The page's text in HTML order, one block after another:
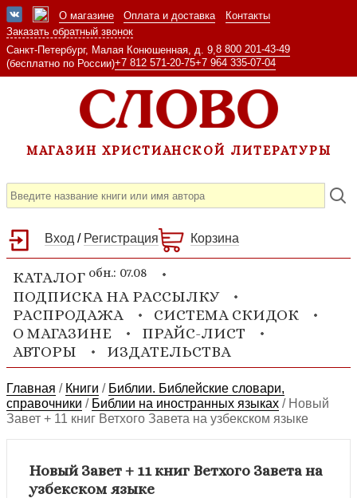
О магазине Оплата и доставка
Контакты
Заказать обратный звонок
Санкт-Петербург, Малая Конюшенная, д. 9, 8 800 201-43-49
(бесплатно по России)+7 812 571-20-75+7 964 335-07-04
МАГАЗИН ХРИСТИАНСКОЙ ЛИТЕРАТУРЫ
Вход / Регистрация Корзина
КАТАЛОГ обн.: 07.08
ПОДПИСКА НА РАССЫЛКУ
РАСПРОДАЖА
СИСТЕМА СКИДОК
О МАГАЗИНЕ
ПРАЙС-ЛИСТ
АВТОРЫ
ИЗДАТЕЛЬСТВА
Главная / Книги / Библии. Библейские словари,
справочники / Библии на иностранных языках / Новый
Завет + 11 книг Ветхого Завета на узбекском языке
Новый Завет + 11 книг Ветхого Завета на
узбекском языке